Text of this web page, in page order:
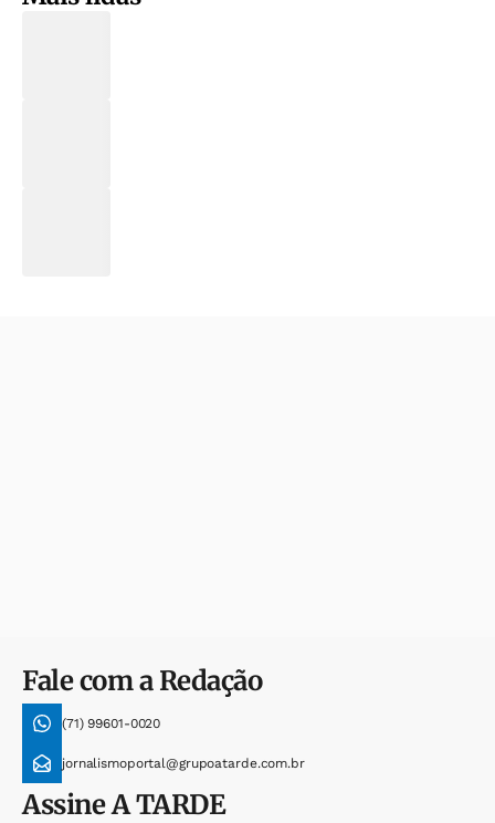
Fale com a Redação
(71) 99601-0020
jornalismoportal@grupoatarde.com.br
AssineA TARDE